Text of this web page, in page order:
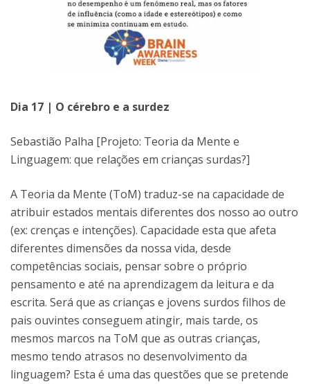
Dia 17 | O cérebro e a surdez
Sebastião Palha [Projeto: Teoria da Mente e
Linguagem: que relações em crianças surdas?]
A Teoria da Mente (ToM) traduz-se na capacidade de
atribuir estados mentais diferentes dos nosso ao outro
(ex: crenças e intenções). Capacidade esta que afeta
diferentes dimensões da nossa vida, desde
competências sociais, pensar sobre o próprio
pensamento e até na aprendizagem da leitura e da
escrita. Será que as crianças e jovens surdos filhos de
pais ouvintes conseguem atingir, mais tarde, os
mesmos marcos na ToM que as outras crianças,
mesmo tendo atrasos no desenvolvimento da
linguagem? Esta é uma das questões que se pretende